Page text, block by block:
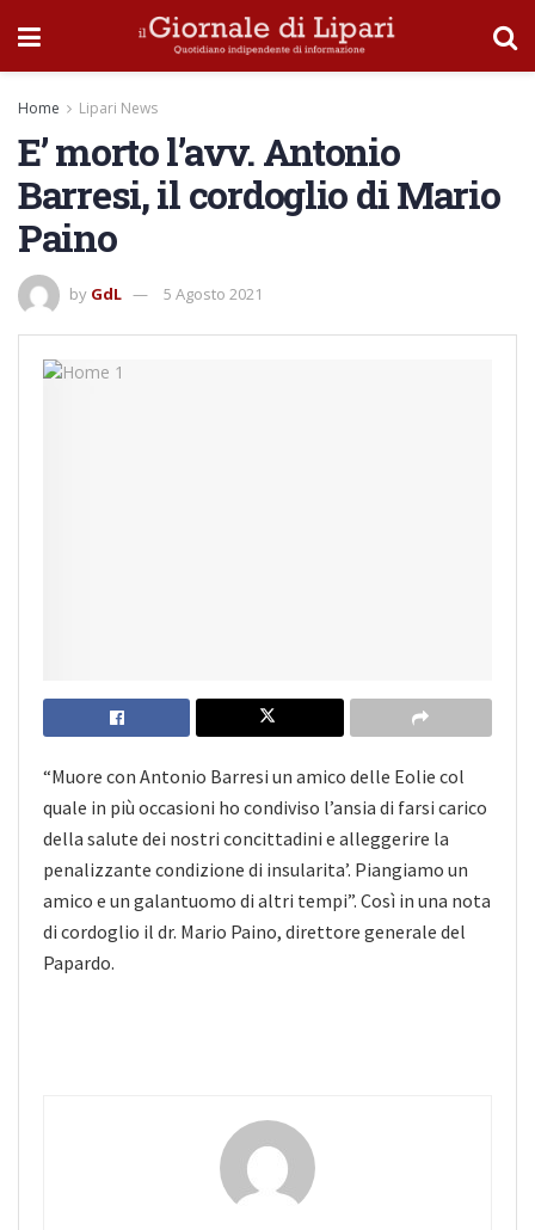
Home Lipari News
E’ morto l’avv. Antonio
Barresi, il cordoglio di Mario
Paino
by GdL 5 Agosto 2021
“Muore con Antonio Barresi un amico delle Eolie col
quale in più occasioni ho condiviso l’ansia di farsi carico
della salute dei nostri concittadini e alleggerire la
penalizzante condizione di insularita’. Piangiamo un
amico e un galantuomo di altri tempi”. Così in una nota
di cordoglio il dr. Mario Paino, direttore generale del
Papardo.